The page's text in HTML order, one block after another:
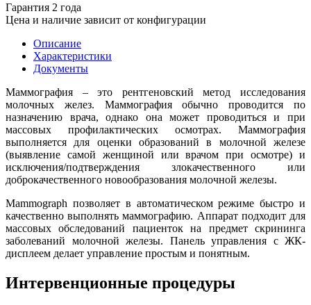
Гарантия 2 года
Цена и наличие зависит от конфигурации
Описание
Характеристики
Документы
Маммография – это рентгеновский метод исследования
молочных желез. Маммография обычно проводится по
назначению врача, однако она может проводиться и при
массовых профилактических осмотрах. Маммография
выполняется для оценки образований в молочной железе
(выявление самой женщиной или врачом при осмотре) и
исключения/подтверждения злокачественного или
доброкачественного новообразования молочной железы.
Mammograph позволяет в автоматическом режиме быстро и
качественно выполнять маммографию. Аппарат подходит для
массовых обследований пациенток на предмет скрининга
заболеваний молочной железы. Панель управления с ЖК-
дисплеем делает управление простым и понятным.
Интервенционные процедуры